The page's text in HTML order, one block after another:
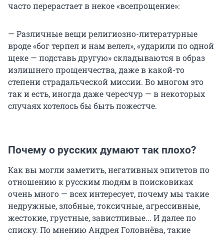
часто перерастает в некое «всепрощение»:
— Различные вещи религиозно-литературные
вроде «бог терпел и нам велел», «ударили по одной
щеке — подставь другую» складываются в образ
излишнего прощенчества, даже в какой-то
степени страдальческой миссии. Во многом это
так и есть, иногда даже чересчур — в некоторых
случаях хотелось бы быть пожестче.
Почему о русских думают так плохо?
Как вы могли заметить, негативных эпитетов по
отношению к русским людям в поисковиках
очень много — всех интересует, почему мы такие
недружные, злобные, токсичные, агрессивные,
жестокие, грустные, завистливые... И далее по
списку. По мнению Андрея Головнёва, такие